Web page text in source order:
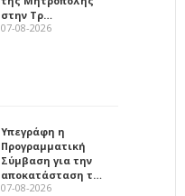
στην Τρ…
07-08-2026
Υπεγράφη η
Προγραμματική
Σύμβαση για την
αποκατάσταση τ…
07-08-2026